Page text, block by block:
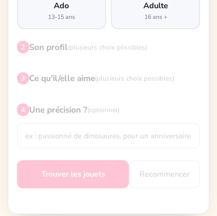
Ado
13-15 ans
Adulte
16 ans +
2 Son profil(plusieurs choix possibles)
3 Ce qu'il/elle aime(plusieurs choix possibles)
4 Une précision ?(optionnel)
Trouver les jouets Recommencer